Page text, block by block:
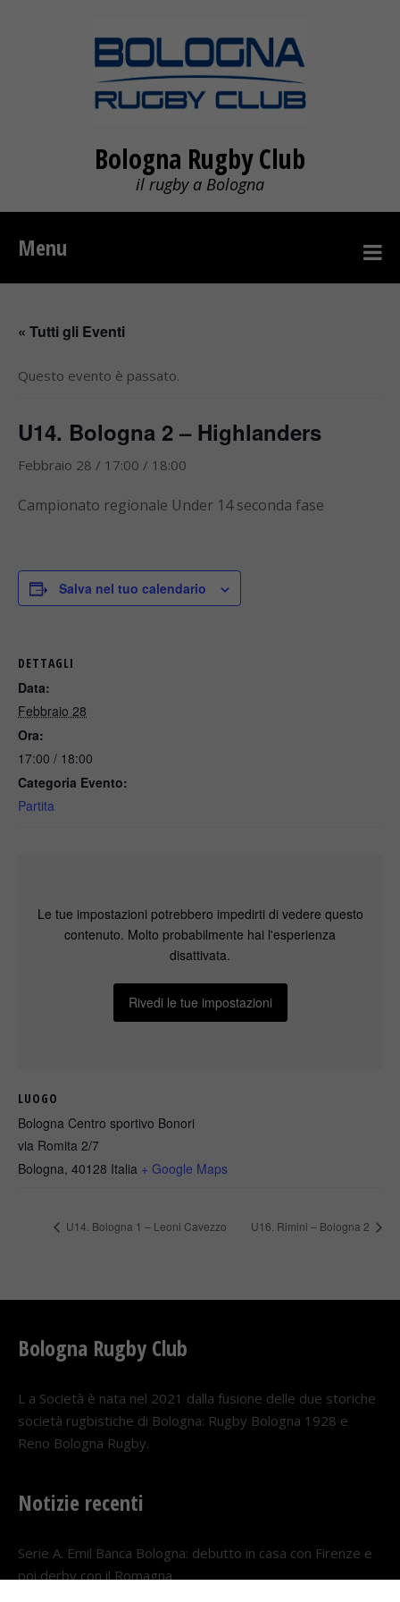
Bologna Rugby Club
il rugby a Bologna
Menu
« Tutti gli Eventi
Questo evento è passato.
U14. Bologna 2 – Highlanders
Febbraio 28 / 17:00 / 18:00
Campionato regionale Under 14 seconda fase
Salva nel tuo calendario
DETTAGLI
Data:
Febbraio 28
Ora:
17:00 / 18:00
Categoria Evento:
Partita
LUOGO
Bologna Centro sportivo Bonori
via Romita 2/7
Bologna, 40128 Italia + Google Maps
Le tue impostazioni potrebbero impedirti di vedere questo
contenuto. Molto probabilmente hai l'esperienza
disattivata.
Rivedi le tue impostazioni
U14. Bologna 1 – Leoni Cavezzo U16. Rimini – Bologna 2
Bologna Rugby Club
L a Società è nata nel 2021 dalla fusione delle due storiche
società rugbistiche di Bologna: Rugby Bologna 1928 e
Reno Bologna Rugby.
Notizie recenti
Serie A. Emil Banca Bologna: debutto in casa con Firenze e
poi derby con il Romagna